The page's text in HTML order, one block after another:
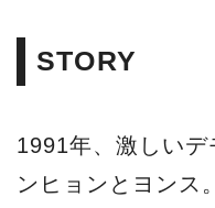
STORY
1991年、激しいデ
ンヒョンとヨンス